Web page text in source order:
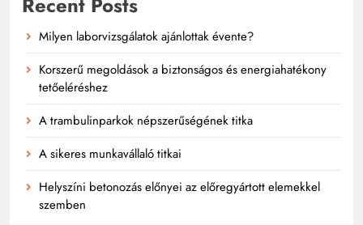
Milyen laborvizsgálatok ajánlottak évente?
Korszerű megoldások a biztonságos és energiahatékony
tetőeléréshez
A trambulinparkok népszerűségének titka
A sikeres munkavállaló titkai
Helyszíni betonozás előnyei az előregyártott elemekkel
szemben